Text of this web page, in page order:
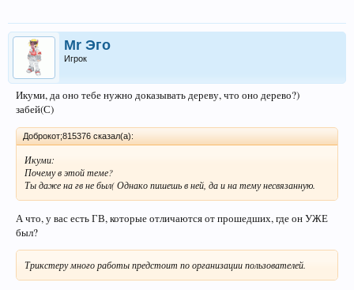
Mr Эго
Игрок
Икуми, да оно тебе нужно доказывать дереву, что оно дерево?)
забей(С)
Доброкот;815376 сказал(а):
Икуми:
Почему в этой теме?
Ты даже на гв не был( Однако пишешь в ней, да и на тему несвязанную.
А что, у вас есть ГВ, которые отличаются от прошедших, где он УЖЕ
был?
Трикстеру много работы предстоит по организации пользователей.